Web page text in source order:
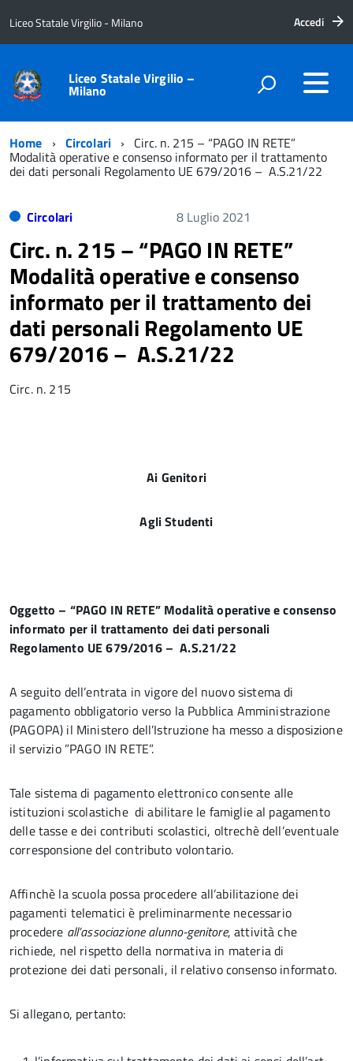
Liceo Statale Virgilio - Milano Accedi
Liceo Statale Virgilio –
Milano
Home Circolari Circ. n. 215 – “PAGO IN RETE”
Modalità operative e consenso informato per il trattamento
dei dati personali Regolamento UE 679/2016 – A.S.21/22
Circolari 8 Luglio 2021
Circ. n. 215 – “PAGO IN RETE”
Modalità operative e consenso
informato per il trattamento dei
dati personali Regolamento UE
679/2016 – A.S.21/22
Circ. n. 215
Ai Genitori
Agli Studenti
Oggetto – “PAGO IN RETE” Modalità operative e consenso
informato per il trattamento dei dati personali
Regolamento UE 679/2016 – A.S.21/22
A seguito dell’entrata in vigore del nuovo sistema di
pagamento obbligatorio verso la Pubblica Amministrazione
(PAGOPA) il Ministero dell’Istruzione ha messo a disposizione
il servizio ”PAGO IN RETE”.
Tale sistema di pagamento elettronico consente alle
istituzioni scolastiche di abilitare le famiglie al pagamento
delle tasse e dei contributi scolastici, oltrechè dell’eventuale
corresponsione del contributo volontario.
Affinchè la scuola possa procedere all’abilitazione dei
pagamenti telematici è preliminarmente necessario
procedere all’associazione alunno-genitore, attività che
richiede, nel rispetto della normativa in materia di
protezione dei dati personali, il relativo consenso informato.
Si allegano, pertanto: